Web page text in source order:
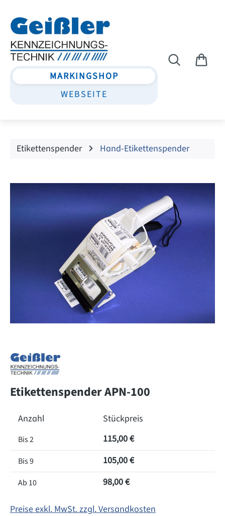
MARKINGSHOP
WEBSEITE
Etikettenspender Hand-Etikettenspender
Bildergalerie überspringen
Etikettenspender APN-100
Anzahl Stückpreis
Bis2 115,00 €
Bis9 105,00 €
Ab 10 98,00 €
Preise exkl. MwSt. zzgl. Versandkosten